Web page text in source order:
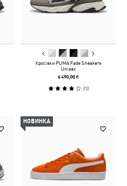
Кросівки PUMA Fade Sneakers
Unisex
6 490,00 ₴
(1)
НОВИНКА